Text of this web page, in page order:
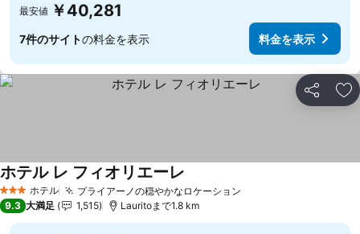
最安値 ￥40,281
7件のサイトの料金を表示 料金を表示
シェア お
3 ホテルのランク
ホテル プライアーノの穏やかなロケーション
ホテル レ フィオリエーレ
9.3 大満足 1,515 Lauritoまで1.8 km